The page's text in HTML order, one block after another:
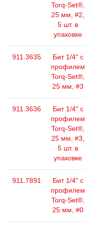
Torq-Set®,
25 мм, #2,
5 шт. в
упаковке
911.3635
Бит 1/4" с
профилем
Torq-Set®,
25 мм, #3
911.3636
Бит 1/4" с
профилем
Torq-Set®,
25 мм, #3,
5 шт. в
упаковке
911.7891
Бит 1/4" с
профилем
Torq-Set®,
25 мм, #0